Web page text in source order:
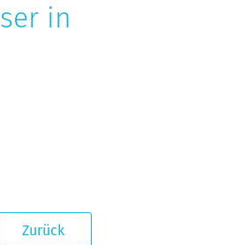
in
Zurück